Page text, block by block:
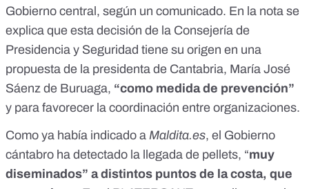
Gobierno central, según un comunicado. En la nota se
explica que esta decisión de la Consejería de
Presidencia y Seguridad tiene su origen en una
propuesta de la presidenta de Cantabria, María José
Sáenz de Buruaga, “como medida de prevención”
y para favorecer la coordinación entre organizaciones.
Como ya había indicado a Maldita.es, el Gobierno
cántabro ha detectado la llegada de pellets, “muy
diseminados” a distintos puntos de la costa, que